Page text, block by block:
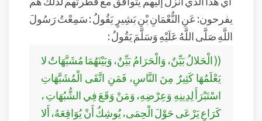
يفرحون: عَنِ النُّعْمَانِ بْنِ بَشِيرٍ يَقُولُ : سَمِعْتُ رَسُولَ
اللَّهِ صَلَّى اللَّهُ عَلَيْهِ وَسَلَّمَ يَقُولُ :
(( الْحَلالُ بَيِّنٌ، وَالْحَرَامُ بَيِّنٌ، وَبَيْنَهُمَا مُشَبَّهَاتٌ لا
يَعْلَمُهَا كَثِيرٌ مِنَ النَّاسِ، فَمَنِ اتَّقَى الْمُشَبَّهَاتِ
اسْتَبْرَأَ لِدِينِهِ وَعِرْضِهِ، وَمَنْ وَقَعَ فِي الشُّبُهَاتِ ،
كَرَاعٍ يَرْعَى حَوْلَ الْحِمَى، يُوشِكُ أَنْ يُوَاقِعَهُ، أَلا